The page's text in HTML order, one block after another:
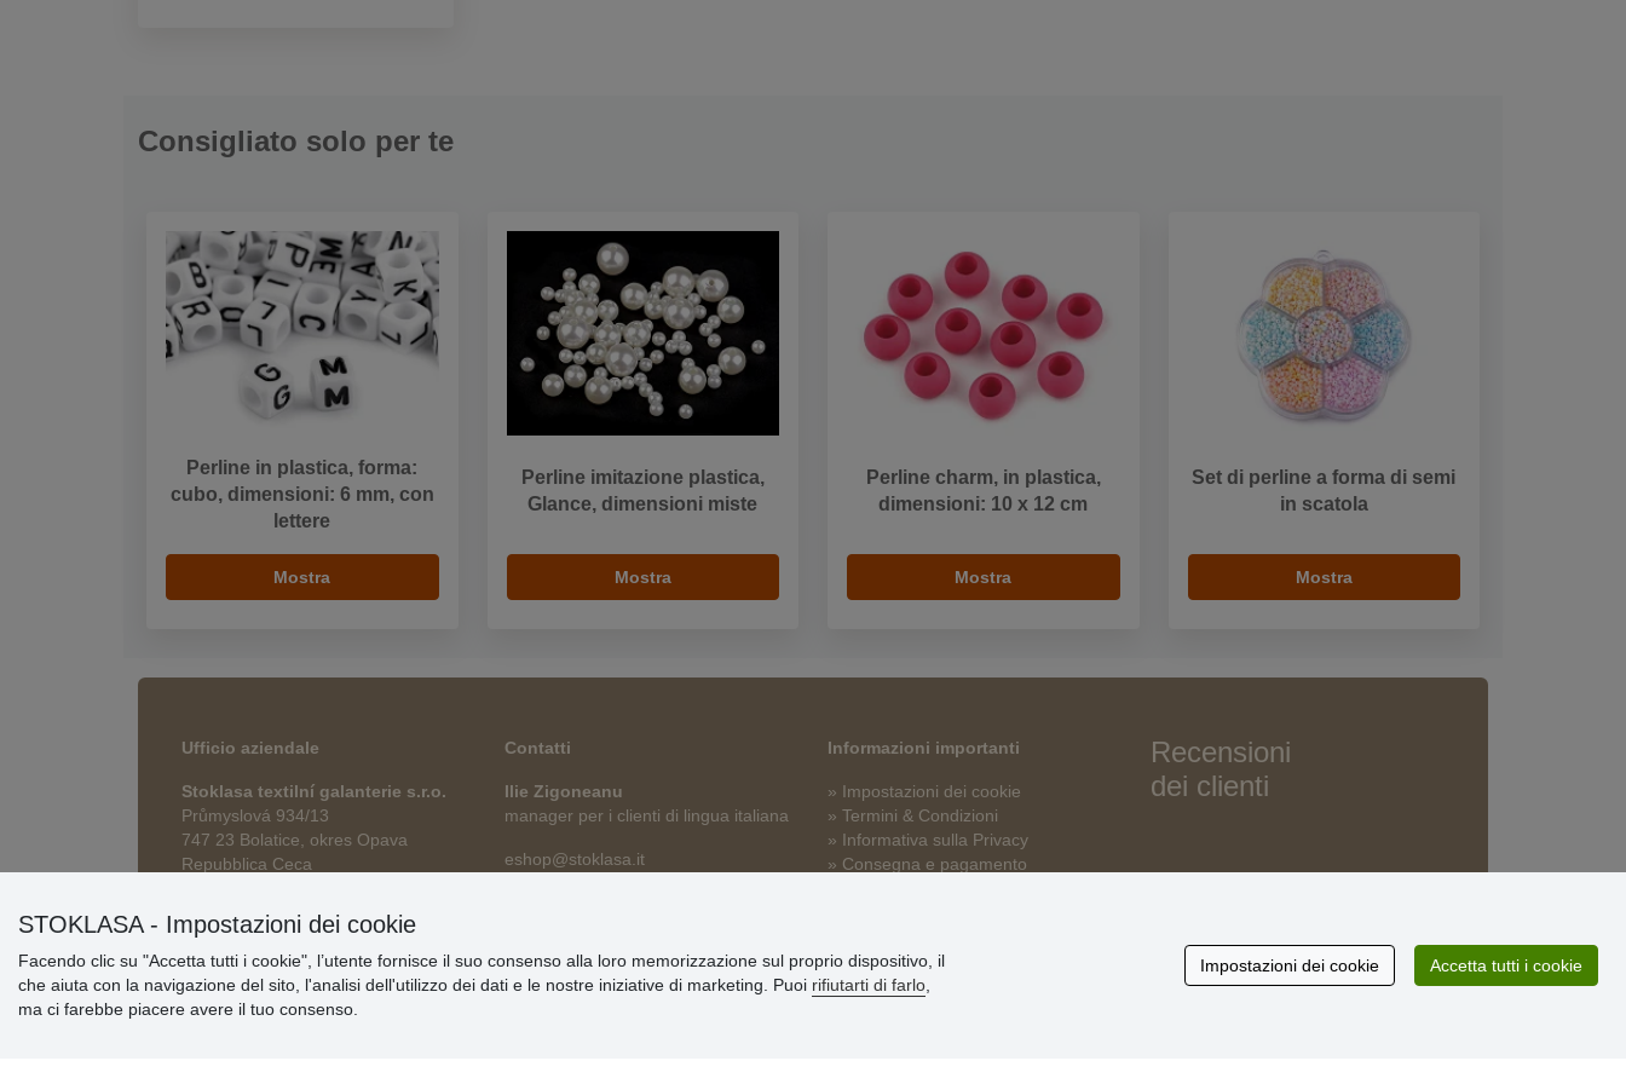
Consigliato solo per te
Perline in plastica, forma:
cubo, dimensioni: 6 mm, con
lettere
Mostra
Perline imitazione plastica,
Glance, dimensioni miste
Mostra
Perline charm, in plastica,
dimensioni: 10 x 12 cm
Mostra
Set di perline a forma di semi
in scatola
Mostra
Ufficio aziendale
Stoklasa textilní galanterie s.r.o.
Průmyslová 934/13
747 23 Bolatice, okres Opava
Repubblica Ceca
Contatti
Ilie Zigoneanu
manager per i clienti di lingua italiana
eshop@stoklasa.it
Informazioni importanti
» Impostazioni dei cookie
» Termini & Condizioni
» Informativa sulla Privacy
» Consegna e pagamento
Recensioni
dei clienti
STOKLASA - Impostazioni dei cookie
Facendo clic su "Accetta tutti i cookie", l’utente fornisce il suo consenso alla loro memorizzazione sul proprio dispositivo, il
che aiuta con la navigazione del sito, l'analisi dell'utilizzo dei dati e le nostre iniziative di marketing. Puoi rifiutarti di farlo
ma ci farebbe piacere avere il tuo consenso.
Impostazioni dei cookie Accetta tutti i cookie